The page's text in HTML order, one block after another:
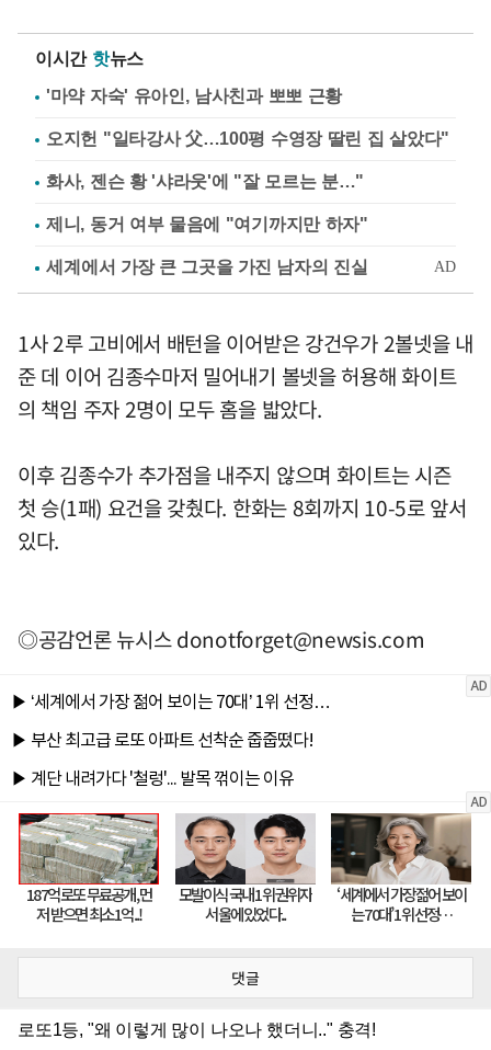
이시간 핫뉴스
'마약 자숙' 유아인, 남사친과 뽀뽀 근황
오지헌 "일타강사 父…100평 수영장 딸린 집 살았다"
화사, 젠슨 황 '샤라웃'에 "잘 모르는 분…"
제니, 동거 여부 물음에 "여기까지만 하자"
1사 2루 고비에서 배턴을 이어받은 강건우가 2볼넷을 내
준 데 이어 김종수마저 밀어내기 볼넷을 허용해 화이트
의 책임 주자 2명이 모두 홈을 밟았다.
이후 김종수가 추가점을 내주지 않으며 화이트는 시즌
첫 승(1패) 요건을 갖췄다. 한화는 8회까지 10-5로 앞서
있다.
◎공감언론 뉴시스donotforget@newsis.com
댓글